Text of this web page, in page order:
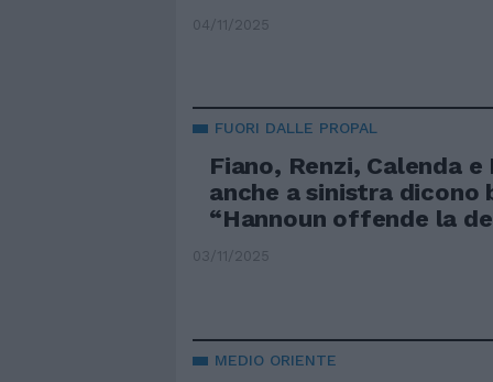
04/11/2025
FUORI DALLE PROPAL
Fiano, Renzi, Calenda e
anche a sinistra dicono
“Hannoun offende la
03/11/2025
MEDIO ORIENTE